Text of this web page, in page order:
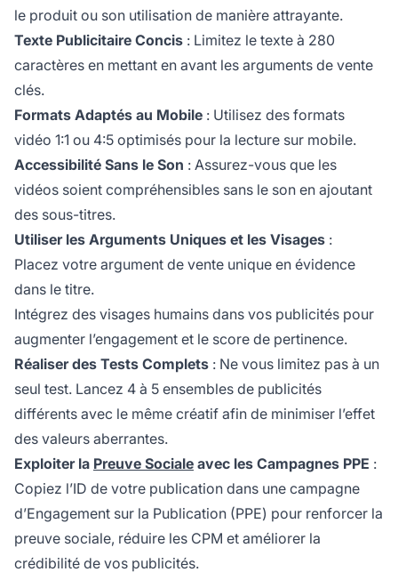
le produit ou son utilisation de manière attrayante.
Texte Publicitaire Concis : Limitez le texte à 280
caractères en mettant en avant les arguments de vente
clés.
Formats Adaptés au Mobile : Utilisez des formats
vidéo 1:1 ou 4:5 optimisés pour la lecture sur mobile.
Accessibilité Sans le Son : Assurez-vous que les
vidéos soient compréhensibles sans le son en ajoutant
des sous-titres.
Utiliser les Arguments Uniques et les Visages :
Placez votre argument de vente unique en évidence
dans le titre.
Intégrez des visages humains dans vos publicités pour
augmenter l’engagement et le score de pertinence.
Réaliser des Tests Complets : Ne vous limitez pas à un
seul test. Lancez 4 à 5 ensembles de publicités
différents avec le même créatif afin de minimiser l’effet
des valeurs aberrantes.
Exploiter la Preuve Sociale avec les Campagnes PPE :
Copiez l’ID de votre publication dans une campagne
d’Engagement sur la Publication (PPE) pour renforcer la
preuve sociale, réduire les CPM et améliorer la
crédibilité de vos publicités.